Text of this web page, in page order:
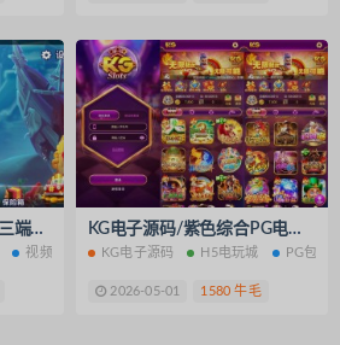
金点捕鱼精品运营组件/三端齐全/视频教程
视频教程
KG电子源码/紫色综合PG电子源码/老虎机源码/电玩城源码/PG游戏系统源码/棋牌捕鱼无需接口无需买分
KG电子源码 H5电玩城 PG包网
2026-05-01 1580 牛毛